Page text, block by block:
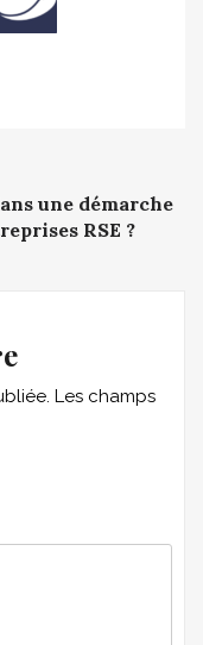
une démarche
RSE ?
Les champs